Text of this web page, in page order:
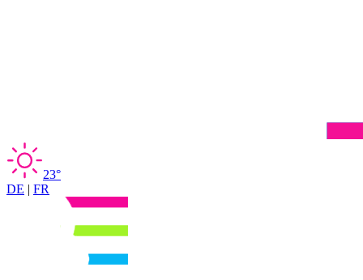
23°
DE | FR